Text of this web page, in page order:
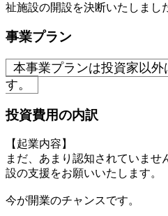
祉施設の開設を決断いたしまし
事業プラン
本事業プランは投資家以外
す。
投資費用の内訳
【起業内容】
まだ、あまり認知されていませ
設の支援をお願いいたします。
今が開業のチャンスです。